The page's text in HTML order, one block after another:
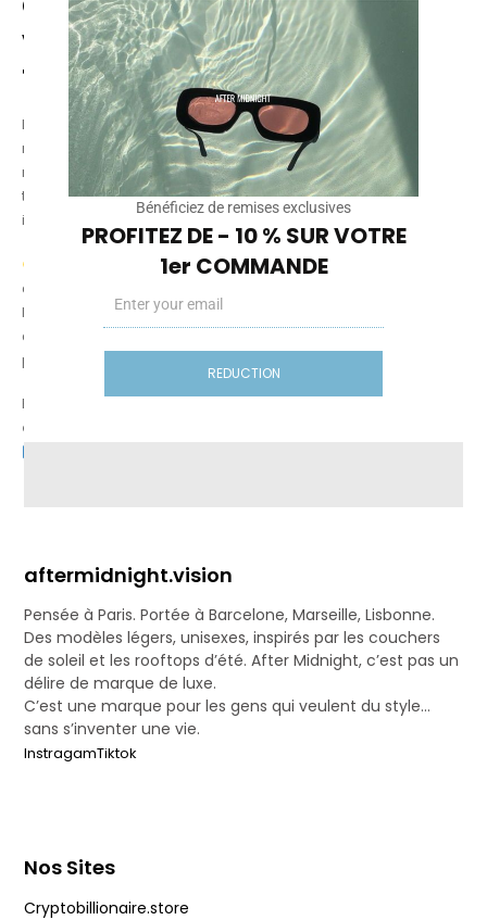
vision pour sublimer son
travail
La lumière bleue fait partie intégrante de notre environnement
numérique. Pour les professionnels de la création visuelle, elle
représente un défi concret pour la santé oculaire et la précision du
travail graphique. Ne pas en tenir compte, c’est risquer fatigue,
irritations, et erreurs de perception.
En choisissant deslunettes lumière bleue pour graphiste
adaptées à vos besoins — que ce soit pour une utilisation devant
l’ordinateur, le gaming ou le travail nocturne — vous investissez
dans votre confort, votre bien-être visuel et la qualité de vos
productions.
Explorez les solutions disponibles et trouvez
accompagnera dans vos projets créatifs
aftermidnight.vision
Pensée à Paris. Portée à Barcelone, Marseille, Lisbonne.
Des modèles légers, unisexes, inspirés par les couchers
de soleil et les rooftops d’été. After Midnight, c’est pas un
délire de marque de luxe.
C’est une marque pour les gens qui veulent du style…
sans s’inventer une vie.
InstragamTiktok
Nos Sites
Cryptobillionaire.store
Bénéficiez de remises exclusives
PROFITEZ DE - 10 % SUR VOTRE
1er COMMANDE
REDUCTION